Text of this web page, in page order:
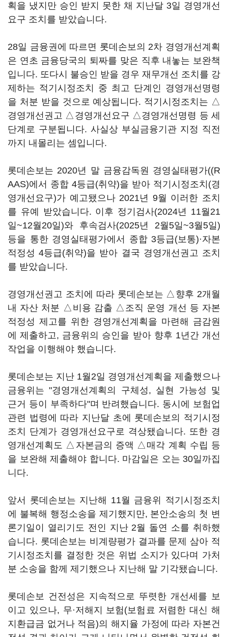
획을 냈지만 승인 받지 못한 채 지난달 3일 경영개선
요구 조치를 받았습니다.
28일 금융권에 따르면 롯데손보의 2차 경영개선계획
은 연초 금융당국의 퇴짜를 맞은 직후 내놓는 보완책
입니다. 또다시 불승인 받을 경우 재무개선 조치를 강
제하는 적기시정조치 중 최고 단계인 경영개선명령
을 처분 받을 것으로 예상됩니다. 적기시정조치는 △
경영개선권고 △경영개선요구 △경영개선명령 등 세
단계로 구분됩니다. 사실상 부실금융기관 지정 직전
까지 내몰리는 셈입니다.
롯데손보는 2020년 말 금융감독원 경영실태평가((R
AAS)에서 종합 4등급(취약)을 받아 적기시정조치(경
영개선요구)가 예고됐으나 2021년 9월 이러한 조치
를 유예 받았습니다. 이후 정기검사(2024년 11월21
일~12월20일)와 후속검사(2025년 2월5일~3월5일)
등을 통한 경영실태평가에서 종합 3등급(보통)·자본
적정성 4등급(취약)을 받아 결국 경영개선권고 조치
를 받았습니다.
경영개선권고 조치에 따라 롯데손보는 △향후 2개월
내 자산 처분 △비용 감출 △조직 운영 개선 등 자본
적정성 제고를 위한 경영개선계획을 마련해 금감원
에 제출하고, 금융위의 승인을 받아 향후 1년간 개선
작업을 이행해야 했습니다.
롯데손보는 지난 1월2일 경영개선계획을 제출했으나
금융위는 "경영개선계획의 구체성, 실현 가능성 및
근거 등이 부족하다"며 반려했습니다. 동시에 보험업
관련 법령에 따라 지난달 초에 롯데손보의 적기시정
조치 단계가 경영개선요구로 격상됐습니다. 또한 경
영개선계획도 △자본금의 증액 △매각 계획 수립 등
을 보완해 제출해야 합니다. 마감일은 오는 30일까집
니다.
앞서 롯데손보는 지난해 11월 금융위 적기시정조치
에 불복해 행정소송을 제기했지만, 본안소송의 첫 변
론기일이 열리기도 전인 지난 2월 돌연 소를 취하했
습니다. 롯데손보는 비계량평가 결과를 문제 삼아 적
기시정조치를 결정한 것은 위법 소지가 있다며 가처
분 소송을 함께 제기했으나 지난해 말 기각됐습니다.
롯데손보 건전성은 지속적으로 뚜렷한 개선세를 보
이고 있으나, 무·저해지 보험(보험료 저렴한 대신 해
지환급금 없거나 적음)의 해지율 가정에 따라 자본건